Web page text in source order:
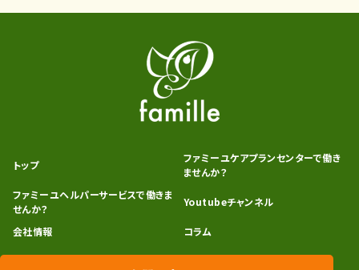
トップ
ファミーユケアプランセンターで働き
ませんか？
ファミーユヘルパーサービスで働きま
せんか？
Youtubeチャンネル
会社情報 コラム